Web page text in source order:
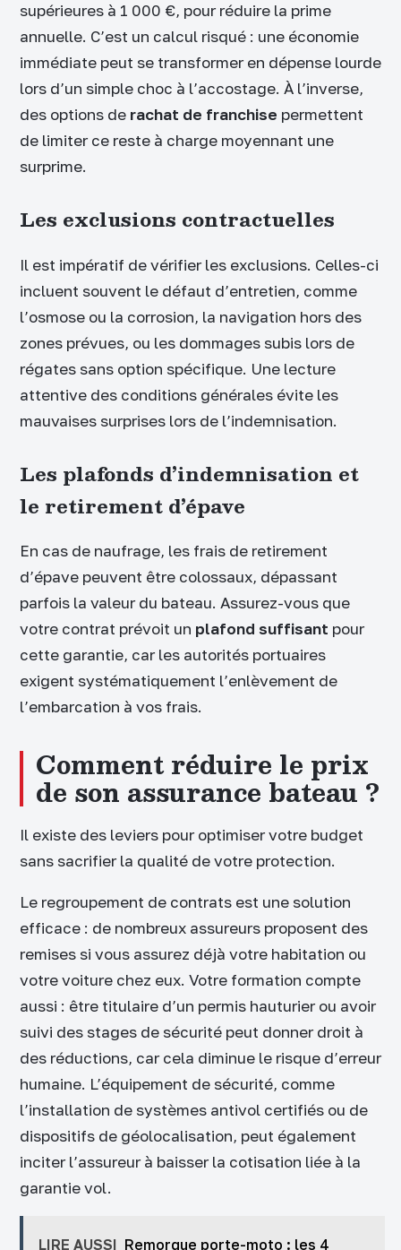
supérieures à 1 000 €, pour réduire la prime
annuelle. C’est un calcul risqué : une économie
immédiate peut se transformer en dépense lourde
lors d’un simple choc à l’accostage. À l’inverse,
des options de rachat de franchise permettent
de limiter ce reste à charge moyennant une
surprime.
Les exclusions contractuelles
Il est impératif de vérifier les exclusions. Celles-ci
incluent souvent le défaut d’entretien, comme
l’osmose ou la corrosion, la navigation hors des
zones prévues, ou les dommages subis lors de
régates sans option spécifique. Une lecture
attentive des conditions générales évite les
mauvaises surprises lors de l’indemnisation.
Les plafonds d’indemnisation et
le retirement d’épave
En cas de naufrage, les frais de retirement
d’épave peuvent être colossaux, dépassant
parfois la valeur du bateau. Assurez-vous que
votre contrat prévoit un plafond suffisant pour
cette garantie, car les autorités portuaires
exigent systématiquement l’enlèvement de
l’embarcation à vos frais.
Comment réduire le prix
de son assurance bateau ?
Il existe des leviers pour optimiser votre budget
sans sacrifier la qualité de votre protection.
Le regroupement de contrats est une solution
efficace : de nombreux assureurs proposent des
remises si vous assurez déjà votre habitation ou
votre voiture chez eux. Votre formation compte
aussi : être titulaire d’un permis hauturier ou avoir
suivi des stages de sécurité peut donner droit à
des réductions, car cela diminue le risque d’erreur
humaine. L’équipement de sécurité, comme
l’installation de systèmes antivol certifiés ou de
dispositifs de géolocalisation, peut également
inciter l’assureur à baisser la cotisation liée à la
garantie vol.
LIRE AUSSI Remorque porte-moto : les 4